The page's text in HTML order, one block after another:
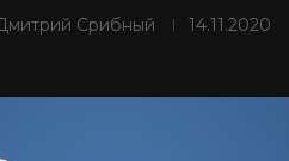
Срибный 14.11.2020